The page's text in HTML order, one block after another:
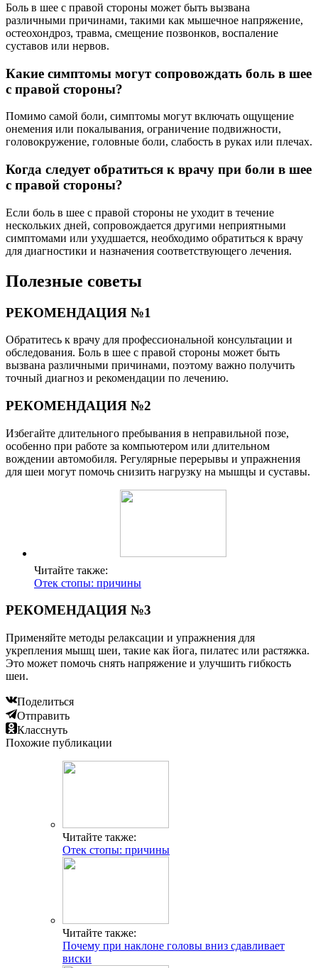
Боль в шее с правой стороны может быть вызвана
различными причинами, такими как мышечное напряжение,
остеохондроз, травма, смещение позвонков, воспаление
суставов или нервов.
Какие симптомы могут сопровождать боль в шее
с правой стороны?
Помимо самой боли, симптомы могут включать ощущение
онемения или покалывания, ограничение подвижности,
головокружение, головные боли, слабость в руках или плечах.
Когда следует обратиться к врачу при боли в шее
с правой стороны?
Если боль в шее с правой стороны не уходит в течение
нескольких дней, сопровождается другими неприятными
симптомами или ухудшается, необходимо обратиться к врачу
для диагностики и назначения соответствующего лечения.
Полезные советы
РЕКОМЕНДАЦИЯ №1
Обратитесь к врачу для профессиональной консультации и
обследования. Боль в шее с правой стороны может быть
вызвана различными причинами, поэтому важно получить
точный диагноз и рекомендации по лечению.
РЕКОМЕНДАЦИЯ №2
Избегайте длительного пребывания в неправильной позе,
особенно при работе за компьютером или длительном
вождении автомобиля. Регулярные перерывы и упражнения
для шеи могут помочь снизить нагрузку на мышцы и суставы.
Читайте также:
Отек стопы: причины
РЕКОМЕНДАЦИЯ №3
Применяйте методы релаксации и упражнения для
укрепления мышц шеи, такие как йога, пилатес или растяжка.
Это может помочь снять напряжение и улучшить гибкость
шеи.
Поделиться
Отправить
Класснуть
Похожие публикации
Читайте также:
Отек стопы: причины
Читайте также:
Почему при наклоне головы вниз сдавливает
виски